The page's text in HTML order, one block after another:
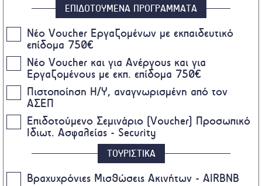
ΕΠΙΔΟΤΟΥΜΕΝΑ ΠΡΟΓΡΑΜΜΑΤΑ
Nέο Voucher Εργαζομένων με εκπαιδευτικό
επίδομα 750€
Νέο Voucher και για Ανέργους και για
Εργαζομένους με εκπ. επίδομα 750€
Πιστοποίηση Η/Υ, αναγνωρισμένη από τον
ΑΣΕΠ
Επιδοτούμενο Σεμινάριο (Voucher) Προσωπικό
Ιδιωτ. Ασφαλείας - Security
ΤΟΥΡΙΣΤΙΚΑ
Βραχυχρόνιες Μισθώσεις Ακινήτων - AIRBNB